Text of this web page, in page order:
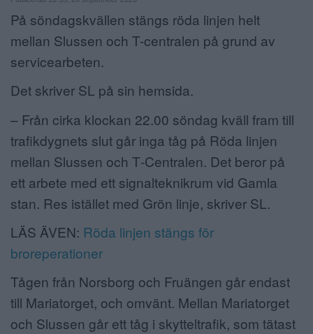
ANNONSERA
NÄRINGSLIV
På söndagskvällen stängs röda linjen helt
mellan Slussen och T-centralen på grund av
servicearbeten.
Det skriver SL på sin hemsida.
– Från cirka klockan 22.00 söndag kväll fram till
trafikdygnets slut går inga tåg på Röda linjen
mellan Slussen och T‑Centralen. Det beror på
ett arbete med ett signalteknikrum vid Gamla
stan. Res istället med Grön linje, skriver SL.
LÄS ÄVEN: Röda linjen stängs för
broreperationer
Tågen från Norsborg och Fruängen går endast
till Mariatorget, och omvänt. Mellan Mariatorget
och Slussen går ett tåg i skytteltrafik, som tätast